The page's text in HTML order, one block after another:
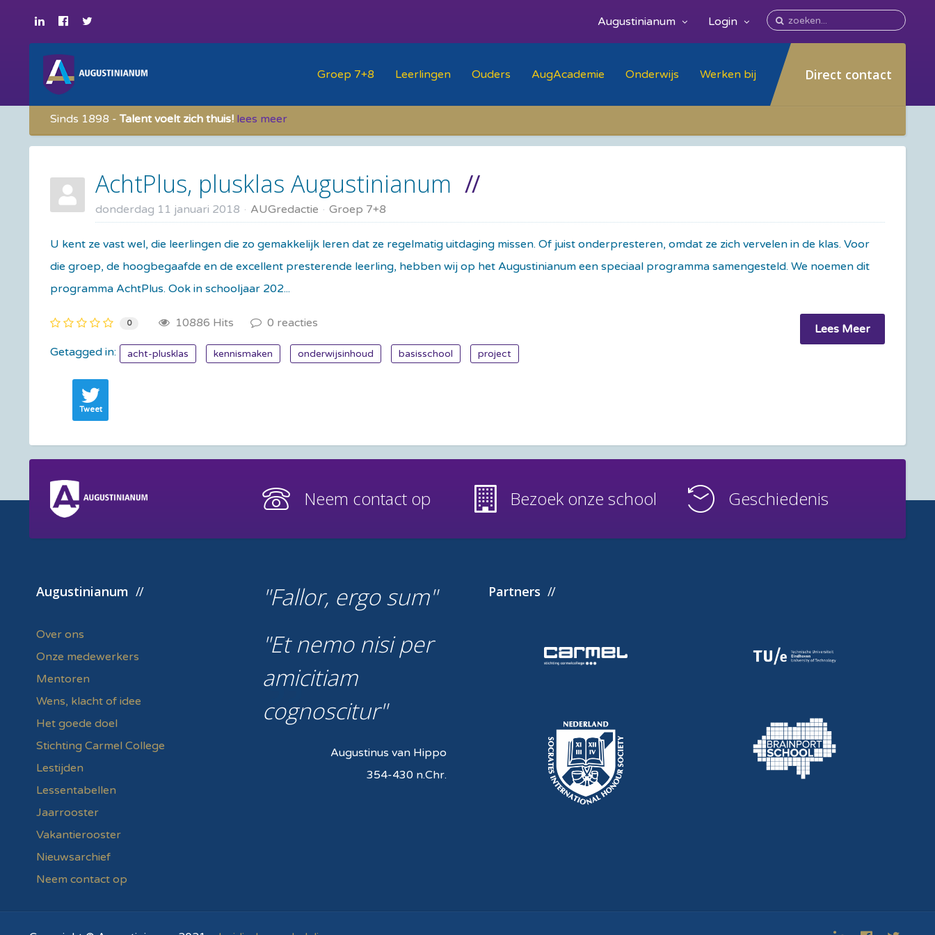
Login
Augustinianum
Groep 7+8 Leerlingen Ouders AugAcademie Onderwijs Werken bij Direct contact
Sinds 1898 -Talent voelt zich thuis! lees meer
AchtPlus, plusklas Augustinianum
donderdag 11 januari 2018 AUGredactie Groep 7+8
U kent ze vast wel, die leerlingen die zo gemakkelijk leren dat ze regelmatig uitdaging missen. Of juist onderpresteren, omdat ze zich vervelen in de klas. Voor
die groep, de hoogbegaafde en de excellent presterende leerling, hebben wij op het Augustinianum een speciaal programma samengesteld. We noemen dit
programma AchtPlus. Ook in schooljaar 202...
Lees Meer
0 10886 Hits 0 reacties
Getagged in: acht-plusklas kennismaken onderwijsinhoud basisschool project
Tweet
Neem contact op Bezoek onze school Geschiedenis
Augustinianum
Over ons
Onze medewerkers
Mentoren
Wens, klacht of idee
Het goede doel
Stichting Carmel College
Lestijden
Lessentabellen
Jaarrooster
Vakantierooster
Nieuwsarchief
Neem contact op
Fallor, ergo sum
Et nemo nisi per
amicitiam
cognoscitur
Augustinus van Hippo
354-430 n.Chr.
Partners